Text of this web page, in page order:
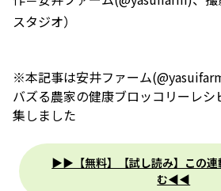
スタジオ）
※本記事は安井ファーム
バズる農家の健康ブロッコリーレ
集しました
▶▶【無料】【試し読み】この連
む◀◀